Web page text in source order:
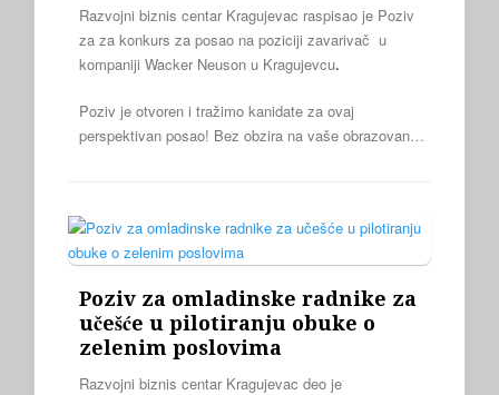
Razvojni biznis centar Kragujevac raspisao je Poziv
za za konkurs za posao na poziciji zavarivač u
kompaniji Wacker Neuson u Kragujevcu.
Poziv je otvoren i tražimo kanidate za ovaj
perspektivan posao! Bez obzira na vaše obrazovan…
Poziv za omladinske radnike za
učešće u pilotiranju obuke o
zelenim poslovima
Razvojni biznis centar Kragujevac deo je